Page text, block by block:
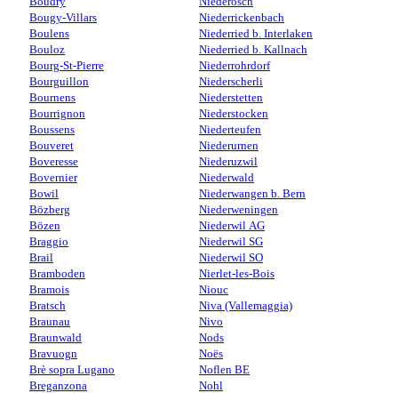
Bougy-Villars
Boulens
Bouloz
Bourg-St-Pierre
Bourguillon
Bournens
Bourrignon
Boussens
Bouveret
Boveresse
Bovernier
Bowil
Bözberg
Bözen
Braggio
Brail
Bramboden
Bramois
Bratsch
Braunau
Braunwald
Bravuogn
Brè sopra Lugano
Breganzona
Niederrickenbach
Niederried b. Interlaken
Niederried b. Kallnach
Niederrohrdorf
Niederscherli
Niederstetten
Niederstocken
Niederteufen
Niederurnen
Niederuzwil
Niederwald
Niederwangen b. Bern
Niederweningen
Niederwil AG
Niederwil SG
Niederwil SO
Nierlet-les-Bois
Niouc
Niva (Vallemaggia)
Nivo
Nods
Noës
Noflen BE
Nohl